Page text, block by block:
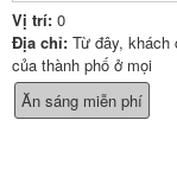
Vị trí: 0
Địa chỉ: Từ đây, khách
của thành phố ở mọi
Ăn sáng miễn phí